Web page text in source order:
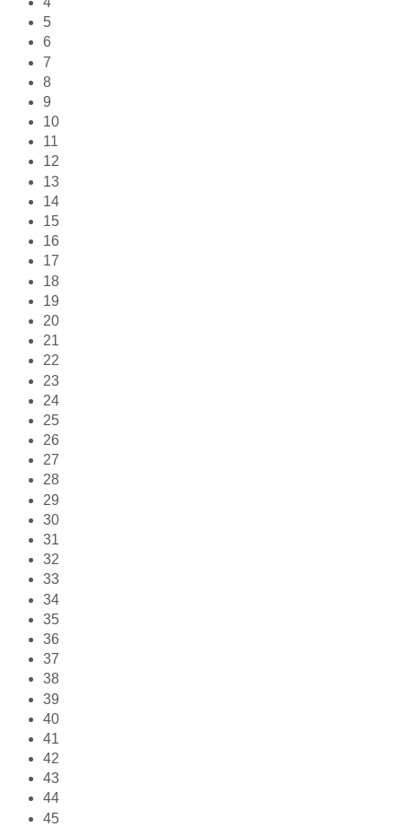
5
6
7
8
9
10
11
12
13
14
15
16
17
18
19
20
21
22
23
24
25
26
27
28
29
30
31
32
33
34
35
36
37
38
39
40
41
42
43
44
45